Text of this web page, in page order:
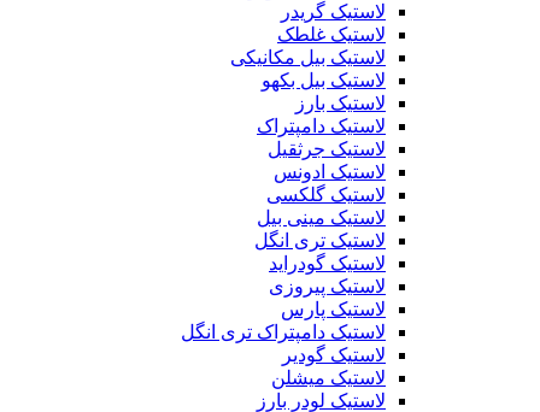
لاستیک گریدر
لاستیک غلطک
لاستیک بیل مکانیکی
لاستیک بیل بکهو
لاستیک بارز
لاستیک دامپتراک
لاستیک جرثقیل
لاستیک ادونس
لاستیک گلکسی
لاستیک مینی بیل
لاستیک تری انگل
لاستیک گودراید
لاستیک پیروزی
لاستیک پارس
لاستیک دامپتراک تری انگل
لاستیک گودیر
لاستیک میشلن
لاستیک لودر بارز